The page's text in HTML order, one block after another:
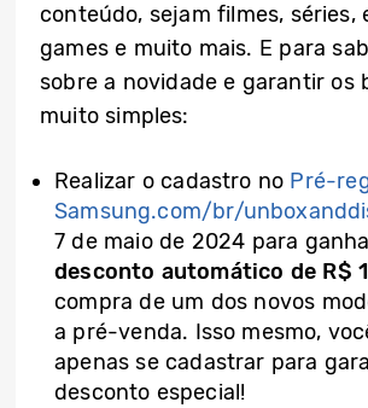
conteúdo, sejam filmes, séries,
games e muito mais. E para
sobre a novidade e garantir os
muito simples:
Realizar o cadastro no Pré-
Samsung.com/br/
7 de maio de 2024 para
desconto automático de R$
compra de um dos novos
a pré-venda. Isso mesmo,
apenas se cadastrar para
desconto especial!